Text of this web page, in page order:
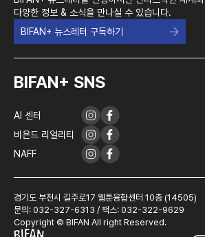
다양한 정보 & 소식을 만나실 수 있습니다.
BIFAN+ 뉴스레터 구독하기
BIFAN+ SNS
AI 센터
비욘드 리얼리티
NAFF
경기도 부천시 길주로17 웹툰융합센터 10층 (14505)
문의: 032-327-6313 / 팩스: 032-322-9629
Copyright © BIFAN All right Reserved.